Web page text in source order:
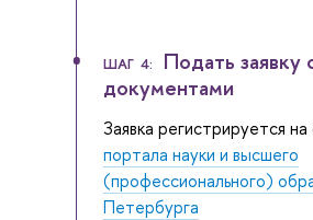
ШАГ 4:
Подать заявку
документами
Заявка регистрируется
портала науки и высшего
(профессионального)
Петербурга